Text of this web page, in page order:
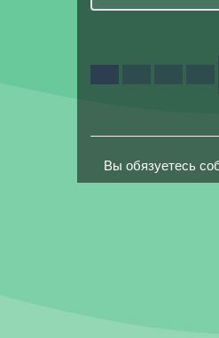
Вы обязуетесь